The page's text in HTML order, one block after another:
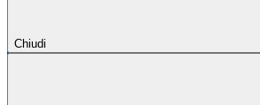
Chiudi